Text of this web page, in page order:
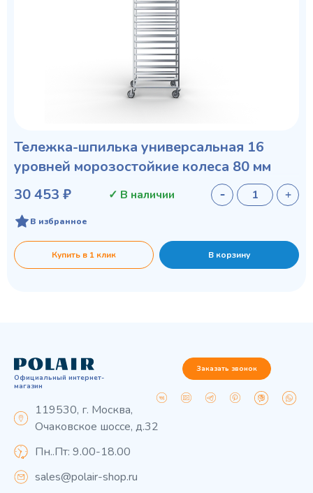
Тележка-шпилька универсальная 16
уровней морозостойкие колеса 80 мм
30 453 ₽
✓ В наличии
В избранное
Купить в 1 клик В корзину
Официальный интернет-
магазин
119530, г. Москва,
Очаковское шоссе, д.32
Пн..Пт: 9.00-18.00
sales@polair-shop.ru
Заказать звонок